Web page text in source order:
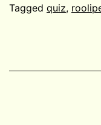
Tagged quiz,